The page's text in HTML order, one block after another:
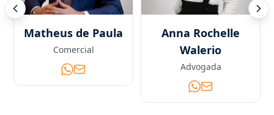
Anna Rochelle
Walerio
Advogada
Julia Moro
Advogada